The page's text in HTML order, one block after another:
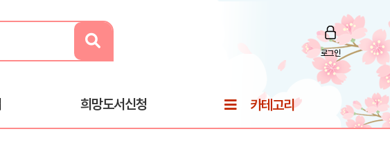
로그인
희망도서신청 카테고리